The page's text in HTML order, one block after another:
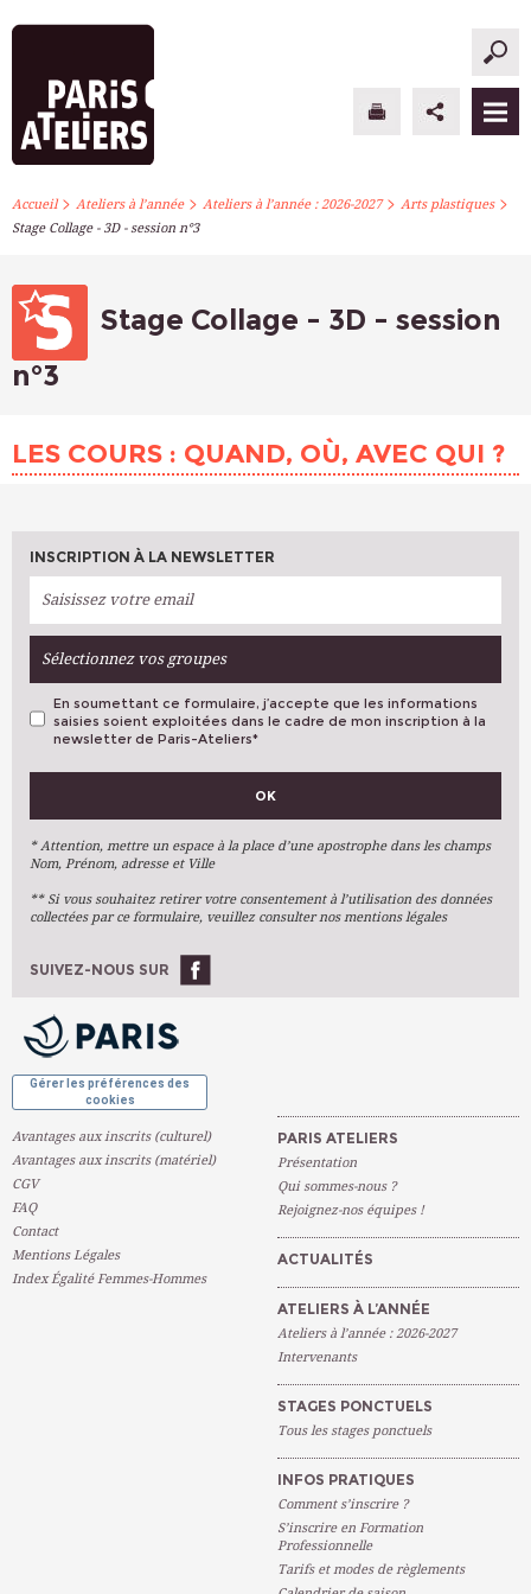
PARIS ATELIERS
ATELIERS À L’ANNÉE
S’INSCRIRE
Accueil> Ateliers à l’année> Ateliers à l’année : 2026-2027> Arts plastiques>
Stage Collage - 3D - session n°3
Stage Collage - 3D - session
n°3
LES COURS : QUAND, OÙ, AVEC QUI ?
INSCRIPTION À LA NEWSLETTER
Sélectionnez vos groupes
VOS PRÉFÉRENCES
Arts Plastiques
Arts Du Texte
Arts Numériques
Ateliers À L'année
En soumettant ce formulaire, j’accepte que les informations
saisies soient exploitées dans le cadre de mon inscription à la
newsletter de Paris-Ateliers*
OK
* Attention, mettre un espace à la place d’une apostrophe dans les champs
Nom, Prénom, adresse et Ville
** Si vous souhaitez retirer votre consentement à l’utilisation des données
collectées par ce formulaire, veuillez consulter nos mentions légales
SUIVEZ-NOUS SUR
Gérer les préférences des
cookies
Avantages aux inscrits (culturel)
Avantages aux inscrits (matériel)
CGV
FAQ
Contact
Mentions Légales
Index Égalité Femmes-Hommes
PARIS ATELIERS
Présentation
Qui sommes-nous ?
Rejoignez-nos équipes !
ACTUALITÉS
ATELIERS À L’ANNÉE
Ateliers à l’année : 2026-2027
Intervenants
STAGES PONCTUELS
Tous les stages ponctuels
INFOS PRATIQUES
Comment s’inscrire ?
S’inscrire en Formation
Professionnelle
Tarifs et modes de règlements